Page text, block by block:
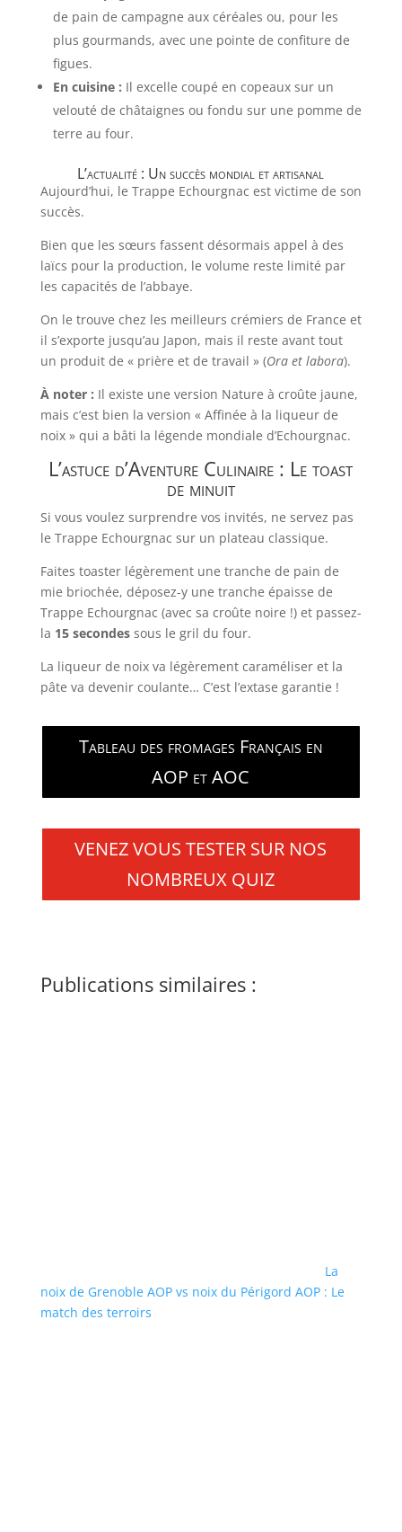
de pain de campagne aux céréales ou, pour les
plus gourmands, avec une pointe de confiture de
figues.
En cuisine : Il excelle coupé en copeaux sur un
velouté de châtaignes ou fondu sur une pomme de
terre au four.
L’actualité : Un succès mondial et artisanal
Aujourd’hui, le Trappe Echourgnac est victime de son
succès.
Bien que les sœurs fassent désormais appel à des
laïcs pour la production, le volume reste limité par
les capacités de l’abbaye.
On le trouve chez les meilleurs crémiers de France et
il s’exporte jusqu’au Japon, mais il reste avant tout
un produit de « prière et de travail » (Ora et labora).
À noter : Il existe une version Nature à croûte jaune,
mais c’est bien la version « Affinée à la liqueur de
noix » qui a bâti la légende mondiale d’Echourgnac.
L’astuce d’Aventure Culinaire : Le toast
de minuit
Si vous voulez surprendre vos invités, ne servez pas
le Trappe Echourgnac sur un plateau classique.
Faites toaster légèrement une tranche de pain de
mie briochée, déposez-y une tranche épaisse de
Trappe Echourgnac (avec sa croûte noire !) et passez-
la 15 secondessous le gril du four.
La liqueur de noix va légèrement caraméliser et la
pâte va devenir coulante… C’est l’extase garantie !
Tableau des fromages Français en
AOP et AOC
VENEZ VOUS TESTER SUR NOS
NOMBREUX QUIZ
Publications similaires :
La
noix de Grenoble AOP vs noix du Périgord AOP : Le
match des terroirs